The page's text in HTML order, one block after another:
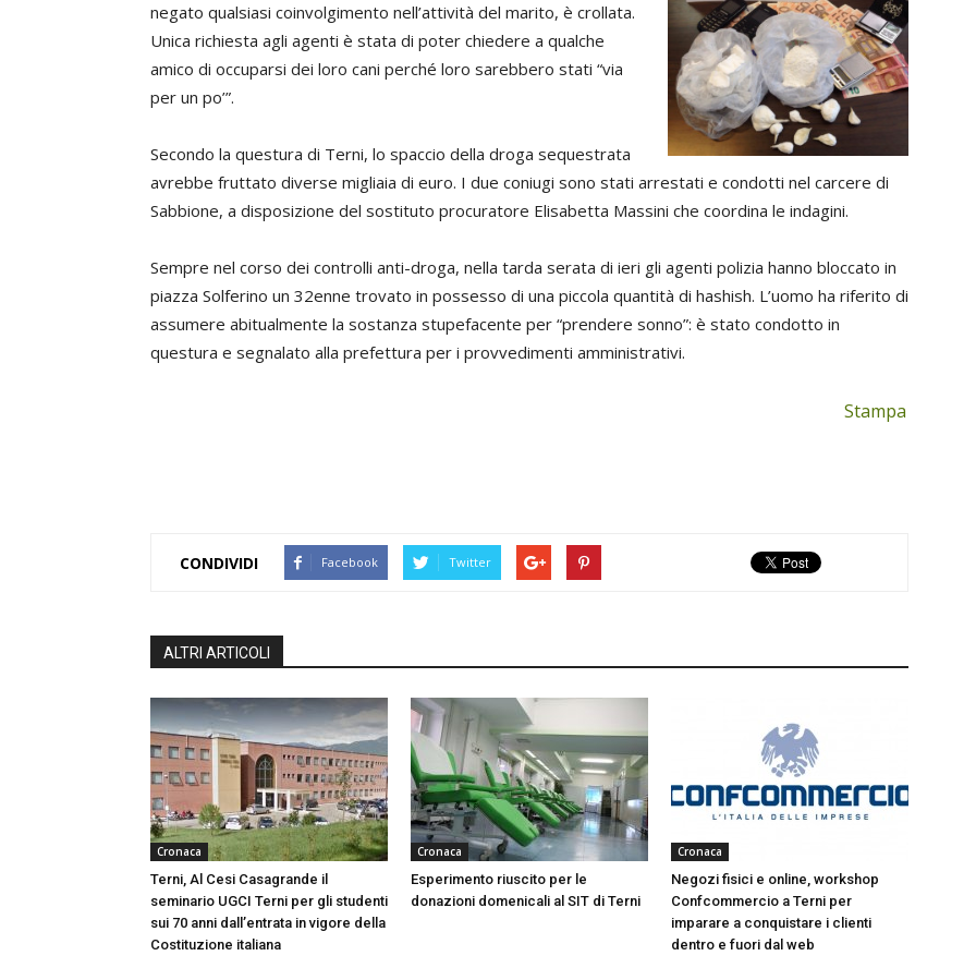
negato qualsiasi coinvolgimento nell’attività del marito, è crollata.
Unica richiesta agli agenti è stata di poter chiedere a qualche
amico di occuparsi dei loro cani perché loro sarebbero stati “via
per un po’”.
Secondo la questura di Terni, lo spaccio della droga sequestrata
avrebbe fruttato diverse migliaia di euro. I due coniugi sono stati arrestati e condotti nel carcere di
Sabbione, a disposizione del sostituto procuratore Elisabetta Massini che coordina le indagini.
Sempre nel corso dei controlli anti-droga, nella tarda serata di ieri gli agenti polizia hanno bloccato in
piazza Solferino un 32enne trovato in possesso di una piccola quantità di hashish. L’uomo ha riferito di
assumere abitualmente la sostanza stupefacente per “prendere sonno”: è stato condotto in
questura e segnalato alla prefettura per i provvedimenti amministrativi.
Stampa
CONDIVIDI Facebook Twitter
ALTRI ARTICOLI
Cronaca
Terni, Al Cesi Casagrande il
seminario UGCI Terni per gli studenti
sui 70 anni dall’entrata in vigore della
Costituzione italiana
Cronaca
Esperimento riuscito per le
donazioni domenicali al SIT di Terni
Cronaca
Negozi fisici e online, workshop
Confcommercio a Terni per
imparare a conquistare i clienti
dentro e fuori dal web